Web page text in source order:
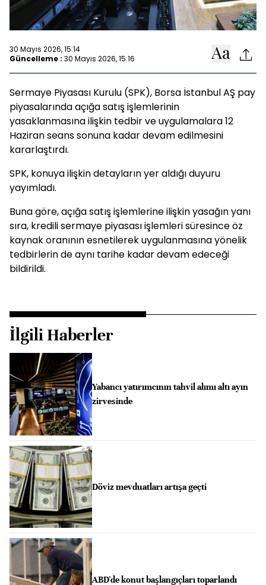
30 Mayıs 2026, 15:14
Güncelleme : 30 Mayıs 2026, 15:16
Sermaye Piyasası Kurulu (SPK), Borsa İstanbul AŞ pay
piyasalarında açığa satış işlemlerinin
yasaklanmasına ilişkin tedbir ve uygulamalara 12
Haziran seans sonuna kadar devam edilmesini
kararlaştırdı.
SPK, konuya ilişkin detayların yer aldığı duyuru
yayımladı.
Buna göre, açığa satış işlemlerine ilişkin yasağın yanı
sıra, kredili sermaye piyasası işlemleri süresince öz
kaynak oranının esnetilerek uygulanmasına yönelik
tedbirlerin de aynı tarihe kadar devam edeceği
bildirildi.
İlgili Haberler
Yabancı yatırımcının tahvil alımı altı ayın
zirvesinde
Döviz mevduatları artışa geçti
ABD'de konut başlangıçları toparlandı